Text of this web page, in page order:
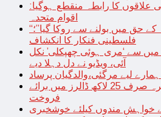
کا رابطہ منقطع ہوگیا:
اقوام متحدہ
“ایوارڈ شو میں غزہ کے حق میں بولنے سے روکا گیا”؛
فلسطینی فنکار کا انکشاف
میں سے ‘مری ہوئی چھپکلی’ نکل
آئی، ویڈیو نے دل دہلا دیے
لیے مرگئی،والدگیان پرساد
امریکا میں خوبصورت جزیرہ صرف 25 لاکھ ڈالرز میں برائے
فروخت
کے خواہش مندوں کیلئے خوشخبری